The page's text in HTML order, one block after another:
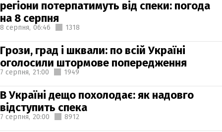
регіони потерпатимуть від спеки: погода
на 8 серпня
8 серпня, 06:46 1318
Грози, град і шквали: по всій Україні
оголосили штормове попередження
7 серпня, 21:00 1949
В Україні дещо похолодає: як надовго
відступить спека
7 серпня, 20:00 8912